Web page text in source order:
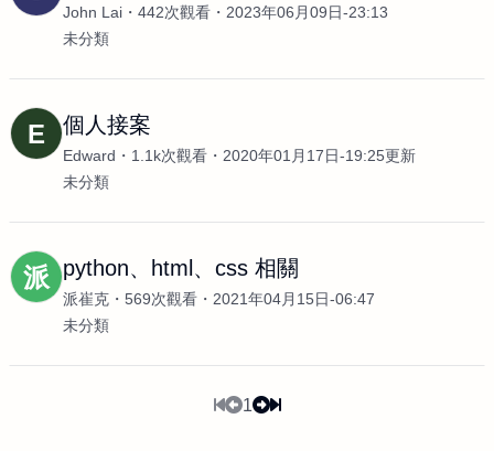
John Lai 442次觀看
2023年06月09日-23:13
未分類
E 個人接案
Edward 1.1k次觀看
2020年01月17日-19:25更新
未分類
派 python、html、css 相關
派崔克 569次觀看
2021年04月15日-06:47
未分類
1